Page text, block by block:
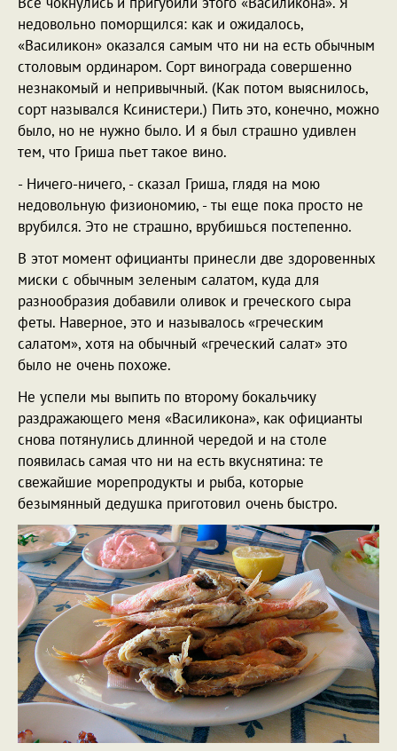
недовольно поморщился: как и ожидалось,
«Василикон» оказался самым что ни на есть обычным
столовым ординаром. Сорт винограда совершенно
незнакомый и непривычный. (Как потом выяснилось,
сорт назывался Ксинистери.) Пить это, конечно, можно
было, но не нужно было. И я был страшно удивлен
тем, что Гриша пьет такое вино.
- Ничего-ничего, - сказал Гриша, глядя на мою
недовольную физиономию, - ты еще пока просто не
врубился. Это не страшно, врубишься постепенно.
В этот момент официанты принесли две здоровенных
миски с обычным зеленым салатом, куда для
разнообразия добавили оливок и греческого сыра
феты. Наверное, это и называлось «греческим
салатом», хотя на обычный «греческий салат» это
было не очень похоже.
Не успели мы выпить по второму бокальчику
раздражающего меня «Василикона», как официанты
снова потянулись длинной чередой и на столе
появилась самая что ни на есть вкуснятина: те
свежайшие морепродукты и рыба, которые
безымянный дедушка приготовил очень быстро.